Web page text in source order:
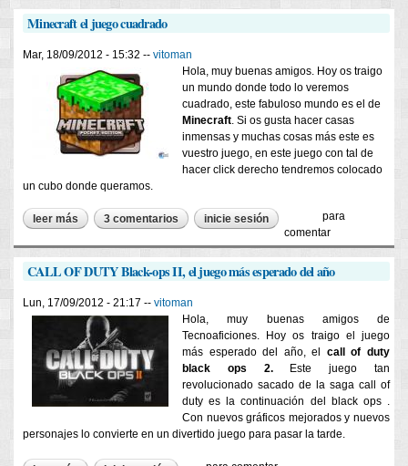
Minecraft el juego cuadrado
Mar, 18/09/2012 - 15:32 -- vitoman
Hola, muy buenas amigos. Hoy os traigo
un mundo donde todo lo veremos
cuadrado, este fabuloso mundo es el de
Minecraft. Si os gusta hacer casas
inmensas y muchas cosas más este es
vuestro juego, en este juego con tal de
hacer click derecho tendremos colocado
un cubo donde queramos.
leer más sobre minecraft el juego cuadrado
3 comentarios inicie sesión
para
comentar
CALL OF DUTY Black-ops II, el juego más esperado del año
Lun, 17/09/2012 - 21:17 -- vitoman
Hola, muy buenas amigos de
Tecnoaficiones. Hoy os traigo el juego
más esperado del año, el call of duty
black ops 2.Este juego tan
revolucionado sacado de la saga call of
duty es la continuación del black ops .
Con nuevos gráficos mejorados y nuevos
personajes lo convierte en un divertido juego para pasar la tarde.